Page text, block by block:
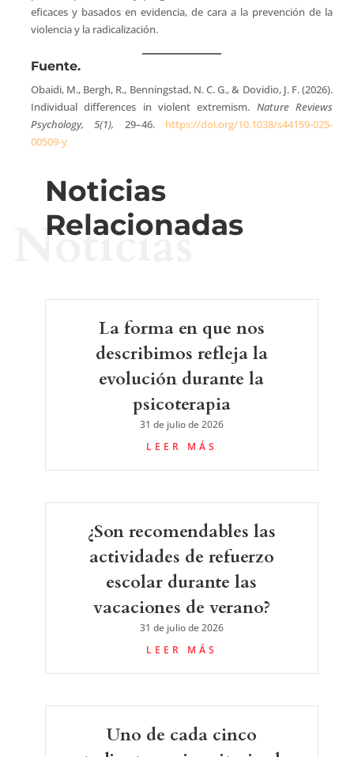
eficaces y basados en evidencia, de cara a la prevención de la
violencia y la radicalización.
Fuente.
Obaidi, M., Bergh, R., Benningstad, N. C. G., & Dovidio, J. F. (2026).
Individual differences in violent extremism. Nature Reviews
Psychology, 5(1), 29–46. https://doi.org/10.1038/s44159-025-
00509-y
Noticias
Relacionadas
Noticias
La forma en que nos
describimos refleja la
evolución durante la
psicoterapia
31 de julio de 2026
LEER MÁS
¿Son recomendables las
actividades de refuerzo
escolar durante las
vacaciones de verano?
31 de julio de 2026
LEER MÁS
Uno de cada cinco